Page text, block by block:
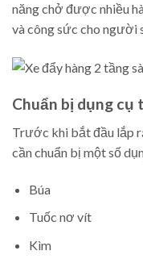
năng chở được nhiều
và công sức cho người
Chuẩn bị dụng
Trước khi bắt đầu lắp
cần chuẩn bị một số
Búa
Tuốc nơ vít
Kìm